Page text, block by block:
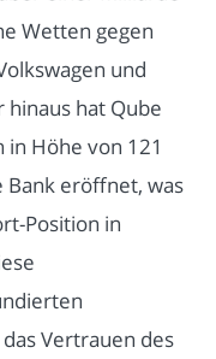
Wetten gegen
und
hat Qube
Höhe von 121
Bank eröffnet, was
Position in
Vertrauen des